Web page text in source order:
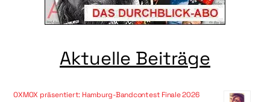
Aktuelle Beiträge
OXMOX präsentiert: Hamburg-Bandcontest Finale 2026